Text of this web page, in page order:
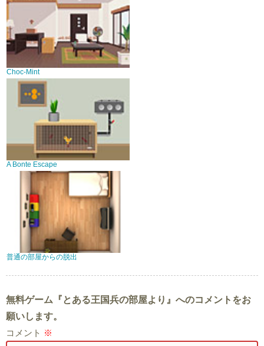
Choc-Mint
A Bonte Escape
普通の部屋からの脱出
無料ゲーム『とある王国兵の部屋より』へのコメントをお
願いします。
コメント ※